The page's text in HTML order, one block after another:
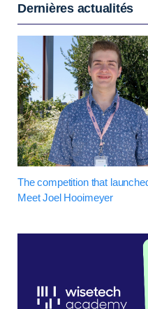
Dernières actualités
The competition that
Meet Joel Hooimeyer